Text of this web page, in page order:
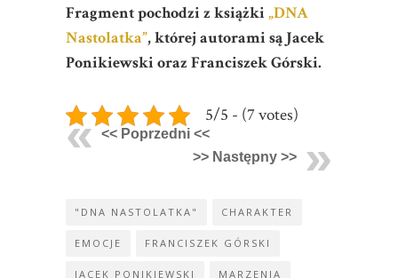
Fragment pochodzi z książki „DNA
Nastolatka”, której autorami są Jacek
Ponikiewski oraz Franciszek Górski.
5/5 - (7 votes)
<< Poprzedni <<
>> Następny >>
"DNA NASTOLATKA" CHARAKTER
EMOCJE FRANCISZEK GÓRSKI
JACEK PONIKIEWSKI MARZENIA